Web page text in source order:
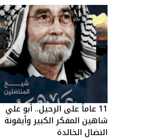
11 عاماً على الرحيل.. أبو علي
شاهين المفكر الكبير وأيقونة
النضال الخالدة